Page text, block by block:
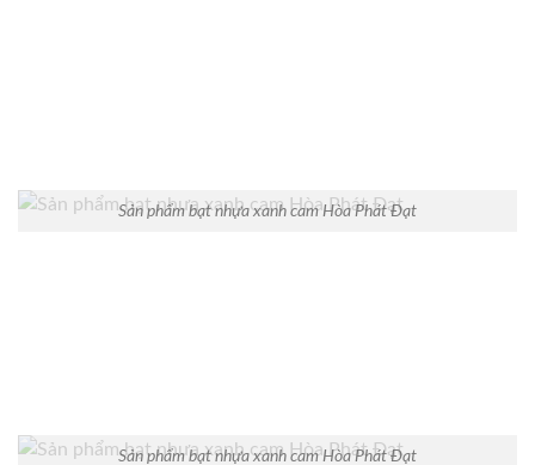
Sản phẩm bạt nhựa xanh cam Hòa Phát Đạt
Sản phẩm bạt nhựa xanh cam Hòa Phát Đạt